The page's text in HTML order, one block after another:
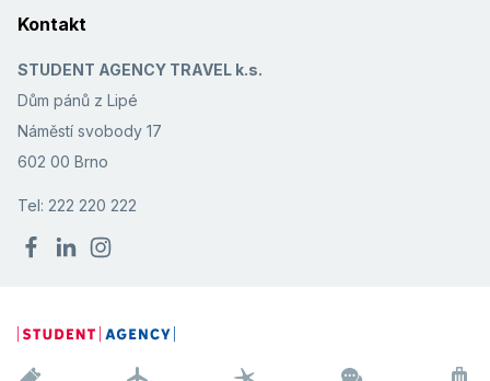
Kontakt
STUDENT AGENCY TRAVEL k.s.
Dům pánů z Lipé
Náměstí svobody 17
602 00 Brno
Tel: 222 220 222